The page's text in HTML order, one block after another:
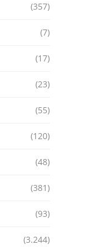
(357)
(7)
(17)
(23)
(55)
(120)
(48)
(381)
(93)
(3.244)